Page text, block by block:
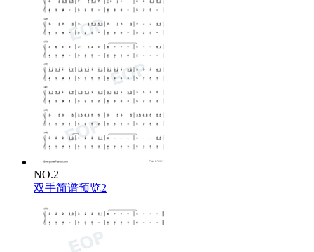
NO.2
双手简谱预览2